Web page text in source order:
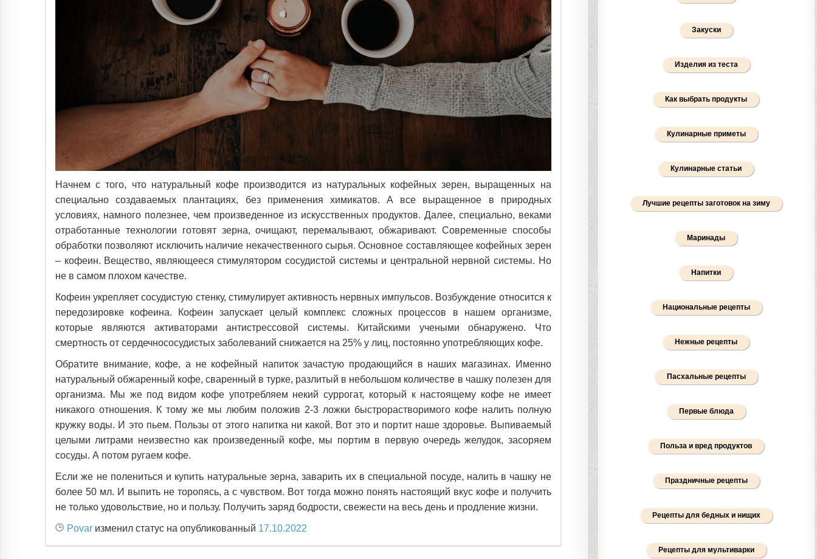
Начнем с того, что натуральный кофе производится из натуральных кофейных зерен, выращенных на
специально создаваемых плантациях, без применения химикатов. А все выращенное в природных
условиях, намного полезнее, чем произведенное из искусственных продуктов. Далее, специально, веками
отработанные технологии готовят зерна, очищают, перемалывают, обжаривают. Современные способы
обработки позволяют исключить наличие некачественного сырья. Основное составляющее кофейных зерен
– кофеин. Вещество, являющееся стимулятором сосудистой системы и центральной нервной системы. Но
не в самом плохом качестве.
Кофеин укрепляет сосудистую стенку, стимулирует активность нервных импульсов. Возбуждение относится к
передозировке кофеина. Кофеин запускает целый комплекс сложных процессов в нашем организме,
которые являются активаторами антистрессовой системы. Китайскими учеными обнаружено. Что
смертность от сердечнососудистых заболеваний снижается на 25% у лиц, постоянно употребляющих кофе.
Обратите внимание, кофе, а не кофейный напиток зачастую продающийся в наших магазинах. Именно
натуральный обжаренный кофе, сваренный в турке, разлитый в небольшом количестве в чашку полезен для
организма. Мы же под видом кофе употребляем некий суррогат, который к настоящему кофе не имеет
никакого отношения. К тому же мы любим положив 2-3 ложки быстрорастворимого кофе налить полную
кружку воды. И это пьем. Пользы от этого напитка ни какой. Вот это и портит наше здоровье. Выпиваемый
целыми литрами неизвестно как произведенный кофе, мы портим в первую очередь желудок, засоряем
сосуды. А потом ругаем кофе.
Если же не полениться и купить натуральные зерна, заварить их в специальной посуде, налить в чашку не
более 50 мл. И выпить не торопясь, а с чувством. Вот тогда можно понять настоящий вкус кофе и получить
не только удовольствие, но и пользу. Получить заряд бодрости, свежести на весь день и продление жизни.
Povar изменил статус на опубликованный 17.10.2022
Закуски
Изделия из теста
Как выбрать продукты
Кулинарные приметы
Кулинарные статьи
Лучшие рецепты заготовок на зиму
Маринады
Напитки
Национальные рецепты
Нежные рецепты
Пасхальные рецепты
Первые блюда
Польза и вред продуктов
Праздничные рецепты
Рецепты для бедных и нищих
Рецепты для мультиварки